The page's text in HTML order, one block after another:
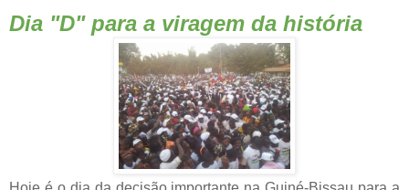
Dia "D" para a viragem da história